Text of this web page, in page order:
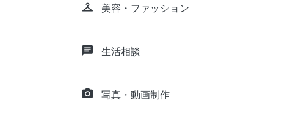
checkroom 美容・ファッション
chat 生活相談
camera_alt 写真・動画制作